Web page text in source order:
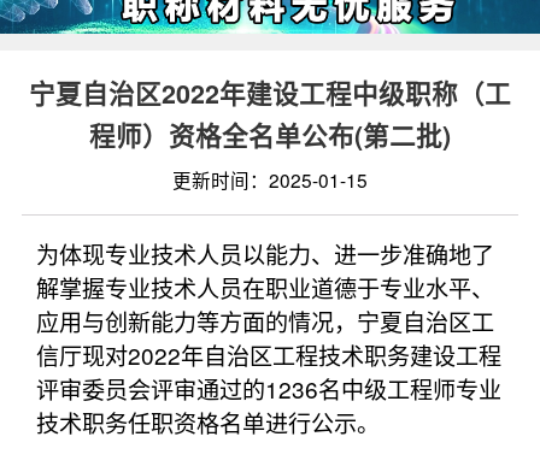
宁夏自治区2022年建设工程中级职称（工
程师）资格全名单公布(第二批)
更新时间：2025-01-15
为体现专业技术人员以能力、进一步准确地了
解掌握专业技术人员在职业道德于专业水平、
应用与创新能力等方面的情况，宁夏自治区工
信厅现对2022年自治区工程技术职务建设工程
评审委员会评审通过的1236名中级工程师专业
技术职务任职资格名单进行公示。